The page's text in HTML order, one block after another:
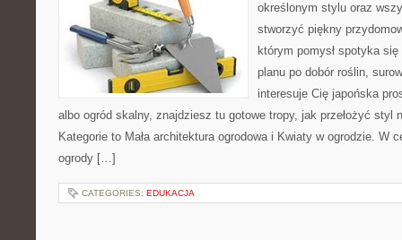
określonym stylu oraz
stworzyć piękny
którym pomysł spotyka
planu po dobór roślin,
interesuje Cię japońska
albo ogród skalny, znajdziesz tu gotowe tropy, jak przełożyć styl
Kategorie to Mała architektura ogrodowa i Kwiaty w ogrodzie. W
ogrody […]
CATEGORIES: EDUKACJA